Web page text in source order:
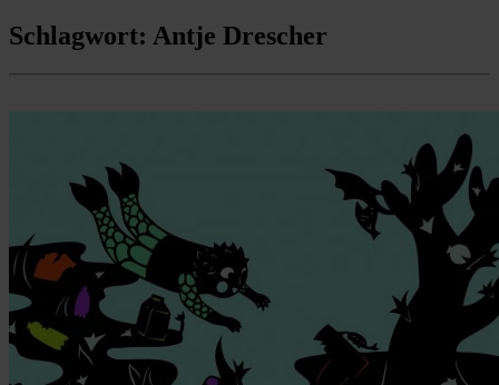
Schlagwort: Antje Drescher